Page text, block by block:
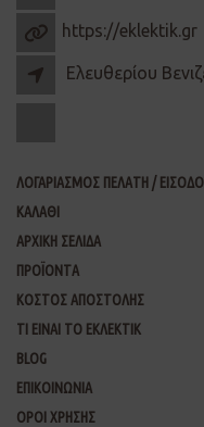
https://eklektik.gr
Ελευθερίου
ΛΟΓΑΡΙΑΣΜΟΣ ΠΕΛΑΤΗ /
ΚΑΛΑΘΙ
ΑΡΧΙΚΗ ΣΕΛΙΔΑ
ΠΡΟΪΟΝΤΑ
ΚΟΣΤΟΣ ΑΠΟΣΤΟΛΗΣ
ΤΙ ΕΙΝΑΙ ΤΟ ΕΚΛΕΚΤΙΚ
BLOG
ΕΠΙΚΟΙΝΩΝΙΑ
ΟΡΟΙ ΧΡΗΣΗΣ